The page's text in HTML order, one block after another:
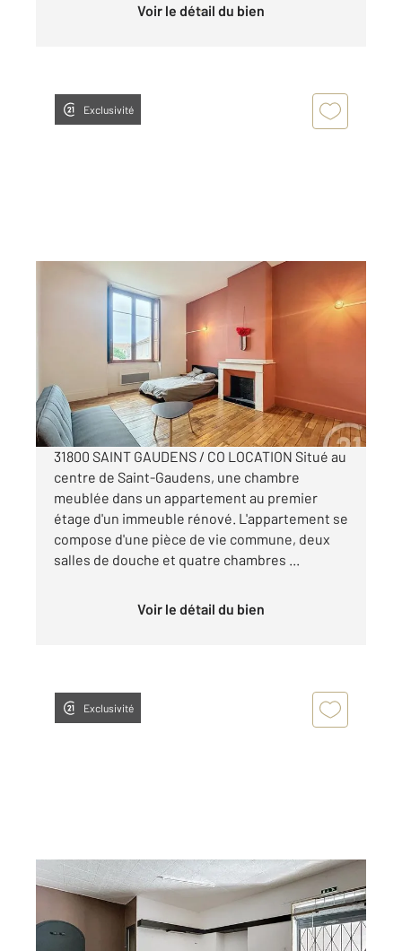
Voir le détail du bien
Exclusivité
ST GAUDENS 31
, 1 pièce
Ref : 17481
Appartement Chambre à louer
390 €
par mois charges comprises
31800 SAINT GAUDENS / CO LOCATION Situé au
centre de Saint-Gaudens, une chambre
meublée dans un appartement au premier
étage d'un immeuble rénové. L'appartement se
compose d'une pièce de vie commune, deux
salles de douche et quatre chambres ...
Voir le détail du bien
Exclusivité
ST GAUDENS 31
49,64 m2, 2 pièces
Ref : 17289